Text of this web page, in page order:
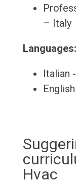
– Italy
Languages:
Italian
Hvac